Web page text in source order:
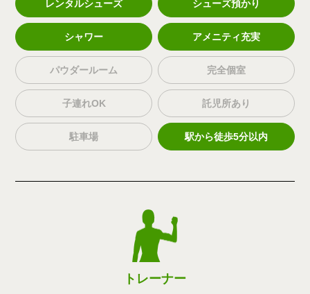
レンタルシューズ シューズ預かり
シャワー アメニティ充実
パウダールーム 完全個室
子連れOK 託児所あり
駐車場 駅から徒歩5分以内
トレーナー